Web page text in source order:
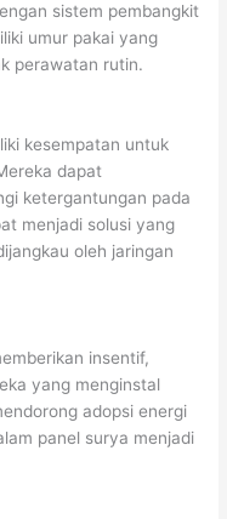
sistem pembangkit
umur pakai yang
perawatan rutin.
kesempatan untuk
dapat
ketergantungan pada
menjadi solusi yang
oleh jaringan
insentif,
yang menginstal
adopsi energi
panel surya menjadi